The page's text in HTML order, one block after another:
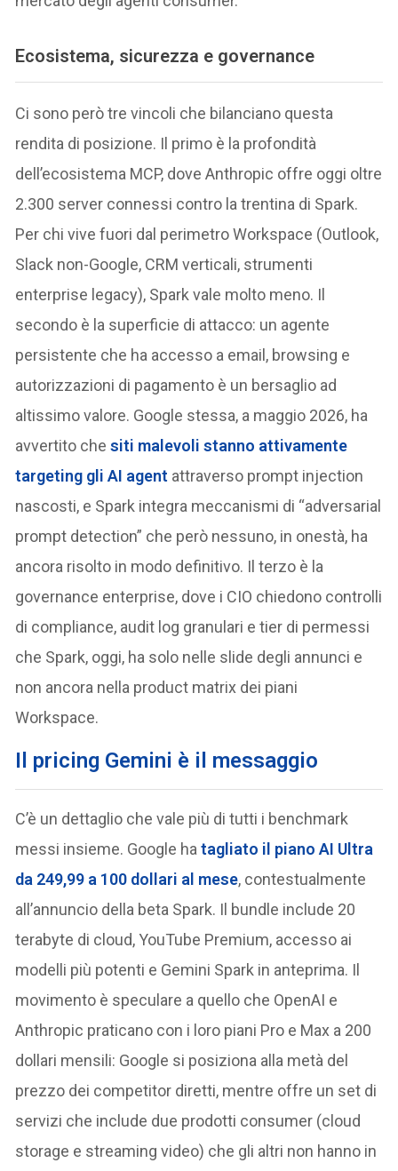
Ecosistema, sicurezza e governance
Ci sono però tre vincoli che bilanciano questa
rendita di posizione. Il primo è la profondità
dell’ecosistema MCP, dove Anthropic offre oggi oltre
2.300 server connessi contro la trentina di Spark.
Per chi vive fuori dal perimetro Workspace (Outlook,
Slack non-Google, CRM verticali, strumenti
enterprise legacy), Spark vale molto meno. Il
secondo è la superficie di attacco: un agente
persistente che ha accesso a email, browsing e
autorizzazioni di pagamento è un bersaglio ad
altissimo valore. Google stessa, a maggio 2026, ha
avvertito chesiti malevoli stanno attivamente
targeting gli AI agent attraverso prompt injection
nascosti, e Spark integra meccanismi di “adversarial
prompt detection” che però nessuno, in onestà, ha
ancora risolto in modo definitivo. Il terzo è la
governance enterprise, dove i CIO chiedono controlli
di compliance, audit log granulari e tier di permessi
che Spark, oggi, ha solo nelle slide degli annunci e
non ancora nella product matrix dei piani
Workspace.
Il pricing Gemini è il messaggio
C’è un dettaglio che vale più di tutti i benchmark
messi insieme. Google hatagliato il piano AI Ultra
da 249,99 a 100 dollari al mese, contestualmente
all’annuncio della beta Spark. Il bundle include 20
terabyte di cloud, YouTube Premium, accesso ai
modelli più potenti e Gemini Spark in anteprima. Il
movimento è speculare a quello che OpenAI e
Anthropic praticano con i loro piani Pro e Max a 200
dollari mensili: Google si posiziona alla metà del
prezzo dei competitor diretti, mentre offre un set di
servizi che include due prodotti consumer (cloud
storage e streaming video) che gli altri non hanno in